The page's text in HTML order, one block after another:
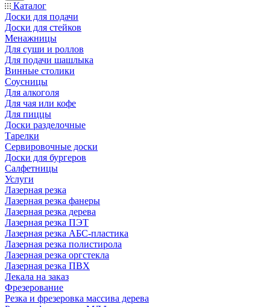
Каталог
Доски для подачи
Доски для стейков
Менажницы
Для суши и роллов
Для подачи шашлыка
Винные столики
Соусницы
Для алкоголя
Для чая или кофе
Для пиццы
Доски разделочные
Тарелки
Сервировочные доски
Доски для бургеров
Салфетницы
Услуги
Лазерная резка
Лазерная резка фанеры
Лазерная резка дерева
Лазерная резка ПЭТ
Лазерная резка АБС-пластика
Лазерная резка полистирола
Лазерная резка оргстекла
Лазерная резка ПВХ
Лекала на заказ
Фрезерование
Резка и фрезеровка массива дерева